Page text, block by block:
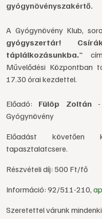
gyógynövényszakértő.
A Gyógynövény Klub,
gyógyszertár!
táplálkozásunkba."
Művelődési Központban
17.30 órai kezdettel.
Előadó: Fülöp Zoltán-
Gyógynövény
Előadást követően
tapasztalatcsere.
Részvételi díj: 500 Ft/fő
Információ: 92/511-210,
Szeretettel várunk